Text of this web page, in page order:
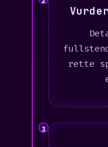
rette
3